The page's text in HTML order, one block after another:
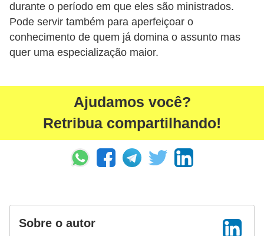
durante o período em que eles são ministrados.
Pode servir também para aperfeiçoar o
conhecimento de quem já domina o assunto mas
quer uma especialização maior.
Ajudamos você?
Retribua compartilhando!
Sobre o autor
a
l
I
u
o
t
i